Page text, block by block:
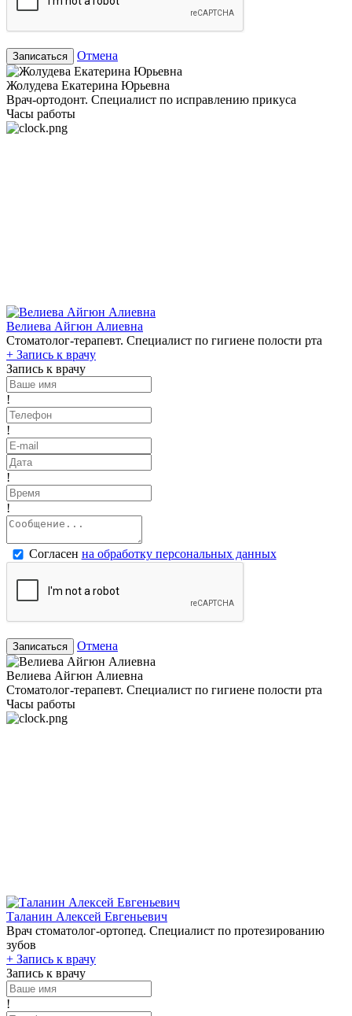
Записаться Отмена
Жолудева Екатерина Юрьевна
Врач-ортодонт. Специалист по исправлению прикуса
Часы работы
Велиева Айгюн Алиевна
Стоматолог-терапевт. Специалист по гигиене полости рта
+ Запись к врачу
Запись к врачу
!
!
!
!
Согласен на обработку персональных данных
Записаться Отмена
Велиева Айгюн Алиевна
Стоматолог-терапевт. Специалист по гигиене полости рта
Часы работы
Таланин Алексей Евгеньевич
Врач стоматолог-ортопед. Специалист по протезированию
зубов
+ Запись к врачу
Запись к врачу
!